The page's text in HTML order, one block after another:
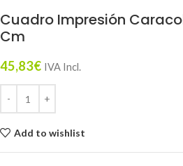
Cuadro Impresión
Cm
45,83€ IVA Incl.
Add to wishlist